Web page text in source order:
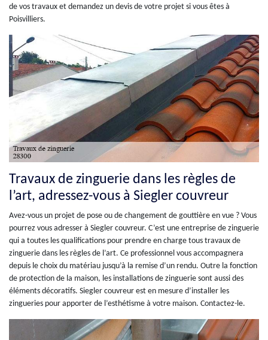
de vos travaux et demandez un devis de votre projet si vous êtes à
Poisvilliers.
Travaux de zinguerie dans les règles de
l’art, adressez-vous à Siegler couvreur
Avez-vous un projet de pose ou de changement de gouttière en vue ? Vous
pourrez vous adresser à Siegler couvreur. C’est une entreprise de zinguerie
qui a toutes les qualifications pour prendre en charge tous travaux de
zinguerie dans les règles de l’art. Ce professionnel vous accompagnera
depuis le choix du matériau jusqu’à la remise d’un rendu. Outre la fonction
de protection de la maison, les installations de zinguerie sont aussi des
éléments décoratifs. Siegler couvreur est en mesure d’installer les
zingueries pour apporter de l’esthétisme à votre maison. Contactez-le.